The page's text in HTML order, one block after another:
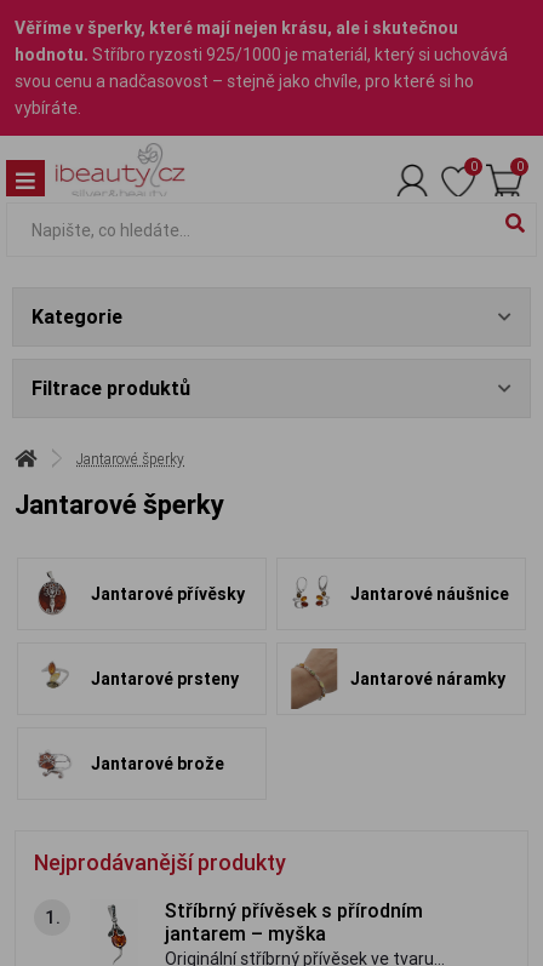
Věříme v šperky, které mají nejen krásu, ale i skutečnou
hodnotu. Stříbro ryzosti 925/1000 je materiál, který si uchovává
svou cenu a nadčasovost – stejně jako chvíle, pro které si ho
vybíráte.
0 0
Kategorie
Filtrace produktů
Jantarové šperky
Jantarové šperky
Jantarové přívěsky Jantarové náušnice
Jantarové prsteny Jantarové náramky
Jantarové brože
Nejprodávanější produkty
1.
Stříbrný přívěsek s přírodním
jantarem – myška
Originální stříbrný přívěsek ve tvaru